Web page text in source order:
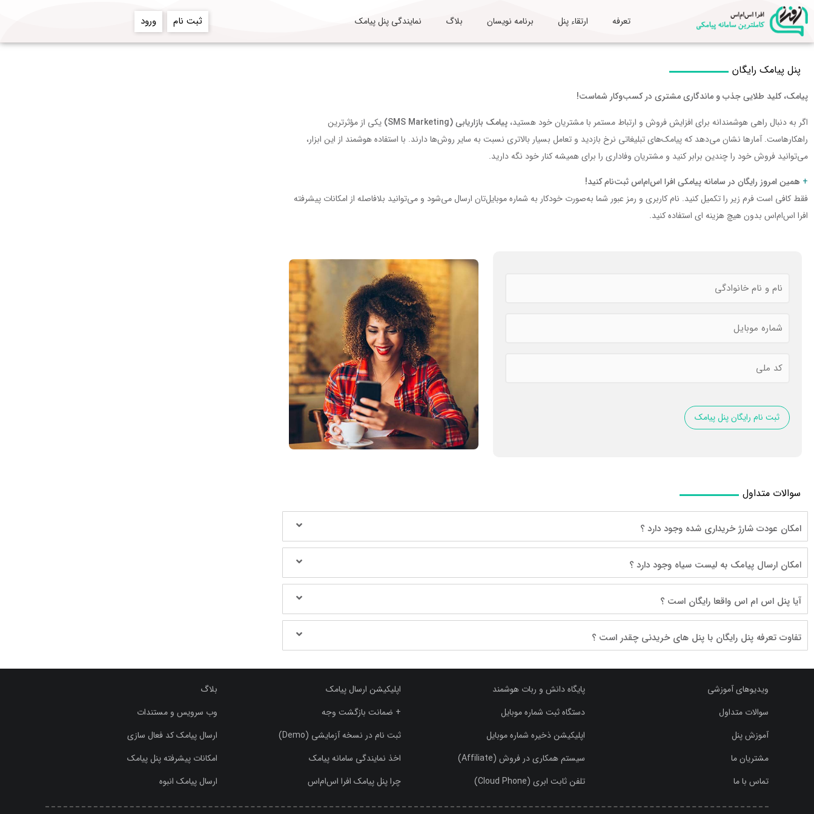
تعرفه ارتقاء پنل برنامه نویسان بلاگ نمایندگی پنل پیامک ثبت نام ورود
پنل پیامک رایگان
پیامک، کلید طلایی جذب و ماندگاری مشتری در کسب‌وکار شماست!
اگر به دنبال راهی هوشمندانه برای افزایش فروش و ارتباط مستمر با مشتریان خود هستید، پیامک بازاریابی (SMS Marketing)
یکی از مؤثرترین
راهکارهاست. آمارها نشان می‌دهد که پیامک‌های تبلیغاتی نرخ بازدید و تعامل بسیار بالاتری نسبت به سایر روش‌ها دارند. با استفاده هوشمند از این ابزار،
می‌توانید فروش خود را چندین برابر کنید و مشتریان وفاداری را برای همیشه کنار خود نگه دارید.
+ همین امروز رایگان در سامانه پیامکی افرا اس‌ام‌اس ثبت‌نام کنید!
فقط کافی است فرم زیر را تکمیل کنید. نام کاربری و رمز عبور شما به‌صورت خودکار به شماره موبایل‌تان ارسال می‌شود و می‌توانید بلافاصله از امکانات پیشرفته
افرا اس‌ام‌اس بدون هیچ هزینه ای استفاده کنید.
موبایل *
ملی *
سوالات متداول
امکان عودت شارژ خریداری شده وجود دارد ؟
امکان ارسال پیامک به لیست سیاه وجود دارد ؟
آیا پنل اس ام اس واقعا رایگان است ؟
تفاوت تعرفه پنل رایگان با پنل های خریدنی چقدر است ؟
ویدیوهای آموزشی
سوالات متداول
آموزش پنل
مشتریان ما
تماس با ما
پایگاه دانش و ربات هوشمند
دستگاه ثبت شماره موبایل
اپلیکیشن ذخیره شماره موبایل
سیستم همکاری در فروش (Affiliate)
تلفن ثابت ابری (Cloud Phone)
اپلیکیشن ارسال پیامک
+ ضمانت بازگشت وجه
ثبت نام در نسخه آزمایشی (Demo)
اخذ نمایندگی سامانه پیامک
چرا پنل پیامک افرا اس‌ام‌اس
بلاگ
وب سرویس و مستندات
ارسال پیامک کد فعال سازی
امکانات پیشرفته پنل پیامک
ارسال پیامک انبوه